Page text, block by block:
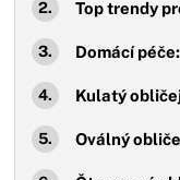
Top trendy
Domácí
Kulatý
Oválný